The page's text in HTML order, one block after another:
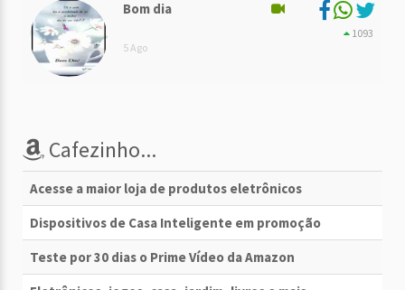
Bom dia
5 Ago
1093
Cafezinho...
Acesse a maior loja de produtos eletrônicos
Dispositivos de Casa Inteligente em promoção
Teste por 30 dias o Prime Vídeo da Amazon